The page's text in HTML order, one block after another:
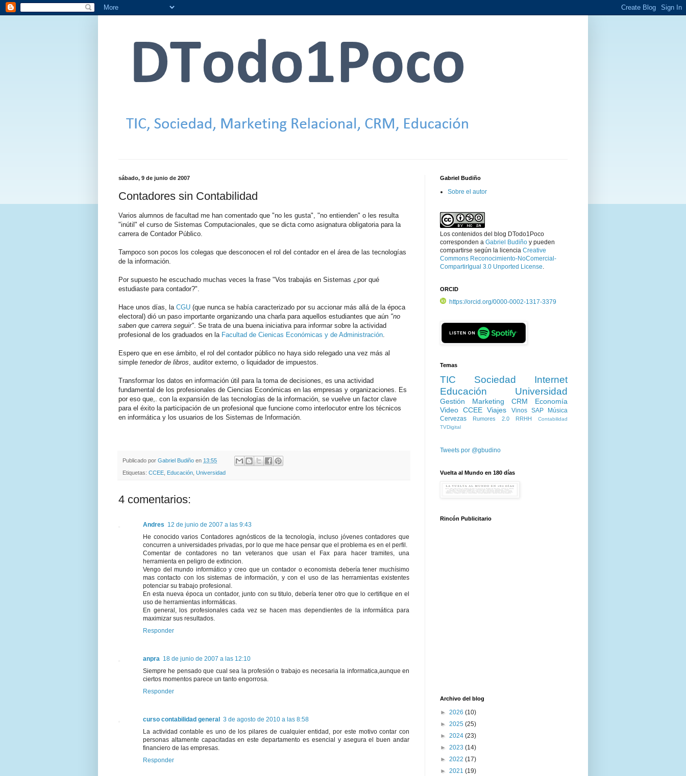
sábado, 9 de junio de 2007
Contadores sin Contabilidad
Varios alumnos de facultad me han comentado que "no les gusta", "no entienden" o les resulta
"inútil" el curso de Sistemas Computacionales, que se dicta como asignatura obligatoria para la
carrera de Contador Público.
Tampoco son pocos los colegas que desconocen el rol del contador en el área de las tecnologías
de la información.
Por supuesto he escuchado muchas veces la frase "Vos trabajás en Sistemas ¿por qué
estudiaste para contador?".
Hace unos días, la CGU (que nunca se había caracterizado por su accionar más allá de la época
electoral) dió un paso importante organizando una charla para aquellos estudiantes que aún "no
saben que carrera seguir" . Se trata de una buena iniciativa para informar sobre la actividad
profesional de los graduados en la Facultad de Cienicas Económicas y de Administración
Espero que en ese ámbito, el rol del contador público no haya sido relegado una vez más al
simple tenedor de libros , auditor externo, o liquidador de impuestos.
Transformar los datos en información útil para la toma de decisiones, es una actividad
fundamental de los profesionales de Ciencias Económicas en las empresas y organizaciones. Es
por eso que,. con la expansión de las tecnologías de la información, se vuelve un factor clave
para el éxito la participación de un profesional que funcione como interlocutor entre los técnicos
en informática y los usuarios de los Sistemas de Información.
Publicado por Gabriel Budiño en 13:55
Etiquetas: CCEE Educación Universidad
4 comentarios:
Andres 12 de junio de 2007 a las 9:43
He conocido varios Contadores agnósticos de la tecnología, incluso jóvenes contadores que
concurren a universidades privadas, por lo que me hace pensar que el problema es en el perfil.
Comentar de contadores no tan veteranos que usan el Fax para hacer tramites, una
herramienta en peligro de extincion.
Vengo del mundo informático y creo que un contador o economista debería tener muchísimo
mas contacto con los sistemas de información, y con el uso de las herramientas existentes
potenciar su trabajo profesional.
En esta nueva época un contador, junto con su titulo, debería tener otro que lo certifique en el
uso de herramientas informáticas.
En general, los profesionales cada vez se hacen mas dependientes de la informática para
maximizar sus resultados.
Responder
anpra 18 de junio de 2007 a las 12:10
Siempre he pensado que cual sea la profesión o trabajo es necesaria la informatica,aunque en
ciertos momentos parece un tanto engorrosa.
Responder
curso contabilidad general
3 de agosto de 2010 a las 8:58
La actividad contable es uno de los pilares de cualquier entidad, por este motivo contar con
personas altamente capacitadas en este departamento es esencial y asegura el buen andar
financiero de las empresas.
Responder
Gabriel Budiño
Sobre el autor
Los contenidos del blog DTodo1Poco
corresponden a Gabriel Budiño y pueden
compartirse según la licencia Creative
Commons Reconocimiento-NoComercial-
CompartirIgual 3.0 Unported License.
ORCID
https://orcid.org/0000-0002-1317-3379
Temas
TIC Sociedad
Internet
Educación
Universidad
Gestión Marketing CRM
Economía
Video CCEE Viajes Vinos SAP
Música
Cervezas
Rumores 2.0 RRHH
Contabilidad
TVDigital
Tweets por @gbudino
Vuelta al Mundo en 180 días
Rincón Publicitario
Archivo del blog
► 2026 (10)
► 2025 (25)
► 2024 (23)
► 2023 (14)
► 2022 (17)
► 2021 (19)